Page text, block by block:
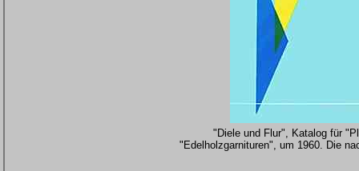
"Diele und Flur", Katalog für
"Edelholzgarnituren", um 1960. Die